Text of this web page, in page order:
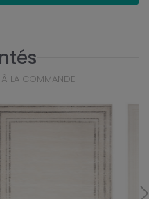
À LA COMMANDE